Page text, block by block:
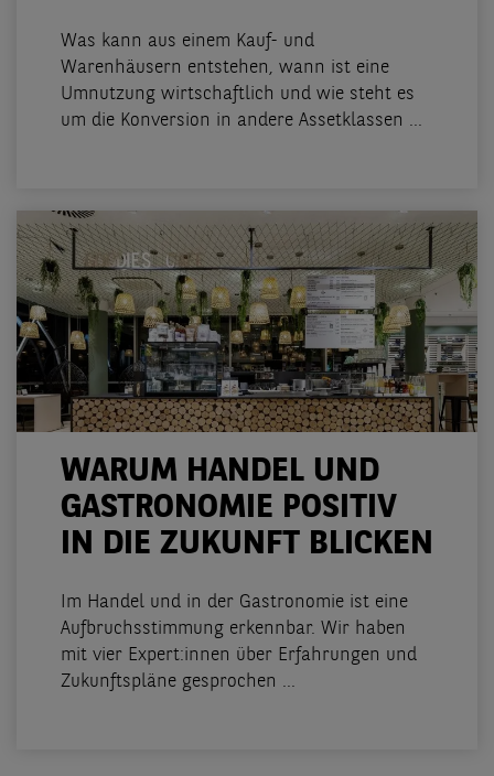
Was kann aus einem Kauf- und
Warenhäusern entstehen, wann ist eine
Umnutzung wirtschaftlich und wie steht es
um die Konversion in andere Assetklassen ...
WARUM HANDEL UND
GASTRONOMIE POSITIV
IN DIE ZUKUNFT BLICKEN
Im Handel und in der Gastronomie ist eine
Aufbruchsstimmung erkennbar. Wir haben
mit vier Expert:innen über Erfahrungen und
Zukunftspläne gesprochen ...